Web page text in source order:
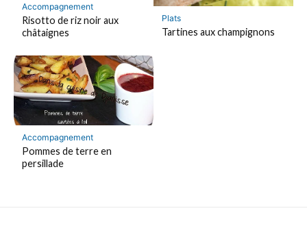
Accompagnement
Risotto de riz noir aux
châtaignes
Plats
Tartines aux champignons
Accompagnement
Pommes de terre en
persillade